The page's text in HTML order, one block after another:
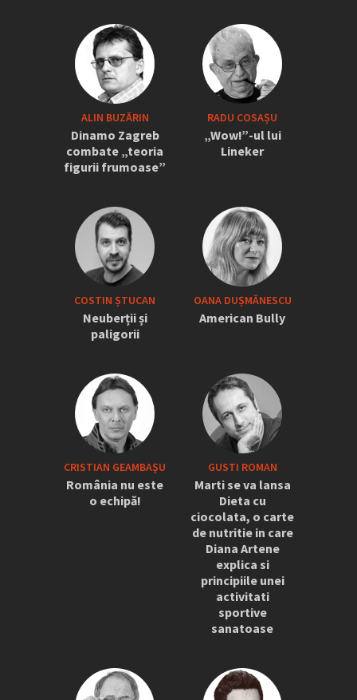
ALIN BUZĂRIN
Dinamo Zagreb
combate „teoria
figurii frumoase”
RADU COSAȘU
„Wow!”-ul lui
Lineker
COSTIN ȘTUCAN
Neuberții și
paligorii
OANA DUȘMĂNESCU
American Bully
CRISTIAN GEAMBAŞU
România nu este
o echipă!
GUSTI ROMAN
Marti se va lansa
Dieta cu
ciocolata, o carte
de nutritie in care
Diana Artene
explica si
principiile unei
activitati
sportive
sanatoase